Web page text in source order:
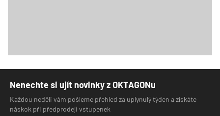
Nenechte si ujít novinky z OKTAGONu
Každou neděli vám pošleme přehled za uplynulý týden a získáte
náskok při předprodeji vstupenek